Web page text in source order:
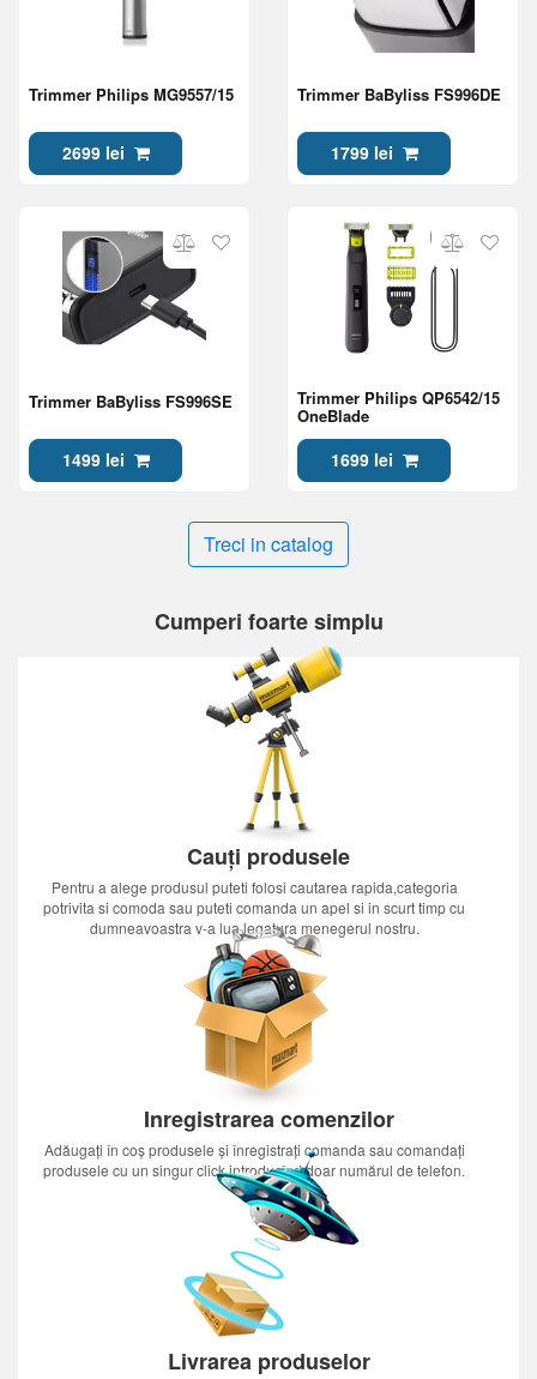
Trimmer Philips MG9557/15
2699 lei
Trimmer BaByliss FS996DE
1799 lei
Trimmer BaByliss FS996SE
1499 lei
Trimmer Philips QP6542/15
OneBlade
1699 lei
Treci in catalog
Cumperi foarte simplu
Cauți produsele
Pentru a alege produsul puteti folosi cautarea rapida,categoria
potrivita si comoda sau puteti comanda un apel si in scurt timp cu
dumneavoastra v-a lua legatura menegerul nostru.
Inregistrarea comenzilor
Adăugați în coș produsele și înregistrați comanda sau comandați
produsele cu un singur click introducînd doar numărul de telefon.
Livrarea produselor